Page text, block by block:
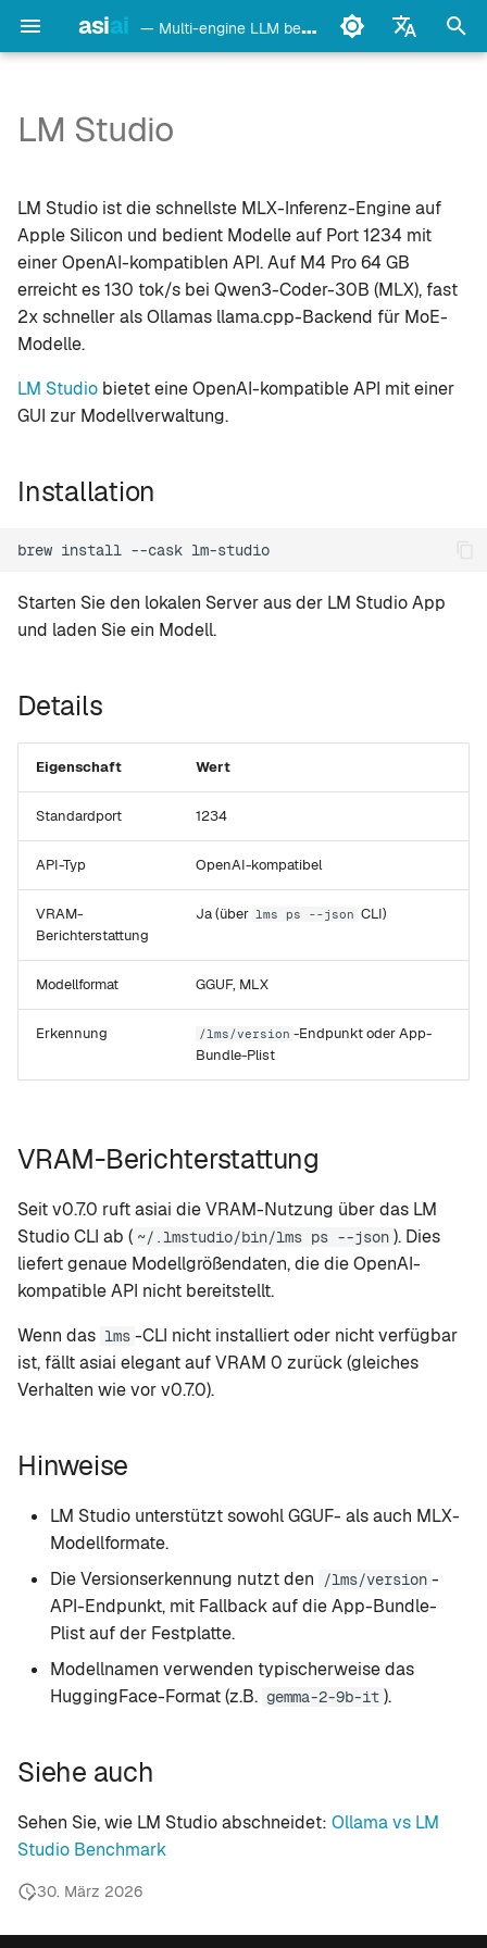
asiai — Multi-engine LLM benchmark & monitoring CLI
Italiano
Português
中文
한국어
e
w
i
r
d
i
i
t
i
t
detect
config
bench
models
doctor
tui
leaderboard
compare
recommend
Installation
Details
VRAM-Berichterstattung
Hinweise
LM Studio
LM Studio ist die schnellste MLX-Inferenz-Engine auf
Apple Silicon und bedient Modelle auf Port 1234 mit
einer OpenAI-kompatiblen API. Auf M4 Pro 64 GB
erreicht es 130 tok/s bei Qwen3-Coder-30B (MLX), fast
2x schneller als Ollamas llama.cpp-Backend für MoE-
Modelle.
LM Studio bietet eine OpenAI-kompatible API mit einer
GUI zur Modellverwaltung.
Installation
brew install --cask
Starten Sie den lokalen Server aus der LM Studio App
und laden Sie ein Modell.
Details
Eigenschaft Wert
Standardport 1234
API-Typ OpenAI-kompatibel
VRAM-
Berichterstattung
Ja (über lms ps --json CLI)
Modellformat GGUF, MLX
Erkennung /lms/version -Endpunkt oder App-
Bundle-Plist
VRAM-Berichterstattung
Seit v0.7.0 ruft asiai die VRAM-Nutzung über das LM
Studio CLI ab ( ~/.lmstudio/bin/lms ps --json ). Dies
liefert genaue Modellgrößendaten, die die OpenAI-
kompatible API nicht bereitstellt.
Wenn das lms -CLI nicht installiert oder nicht verfügbar
ist, fällt asiai elegant auf VRAM 0 zurück (gleiches
Verhalten wie vor v0.7.0).
Hinweise
LM Studio unterstützt sowohl GGUF- als auch MLX-
Modellformate.
Die Versionserkennung nutzt den
/lms/version -
API-Endpunkt, mit Fallback auf die App-Bundle-
Plist auf der Festplatte.
Modellnamen verwenden typischerweise das
HuggingFace-Format (z.B. gemma-2-9b-it ).
Siehe auch
Sehen Sie, wie LM Studio abschneidet: Ollama vs LM
Studio Benchmark
30. März 2026